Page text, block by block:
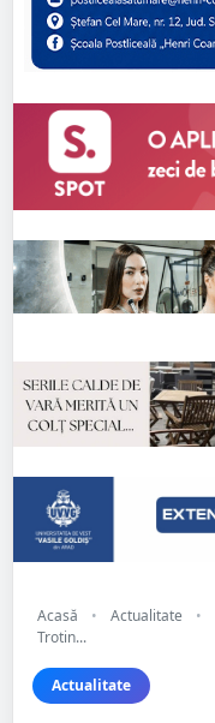
Acasă • Actualitate •
Trotin...
Actualitate